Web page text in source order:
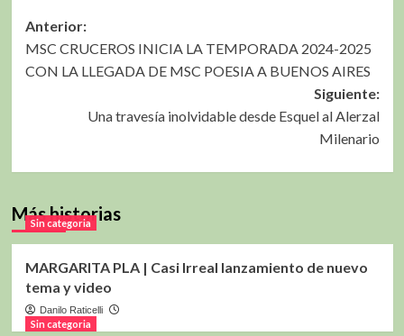
Navegación
de
entradas
Anterior:
MSC CRUCEROS INICIA LA TEMPORADA 2024-2025
CON LA LLEGADA DE MSC POESIA A BUENOS AIRES
Siguiente:
Una travesía inolvidable desde Esquel al Alerzal
Milenario
Más historias
Sin categoria
MARGARITA PLA | Casi Irreal lanzamiento de nuevo
tema y video
Danilo Raticelli
Sin categoria